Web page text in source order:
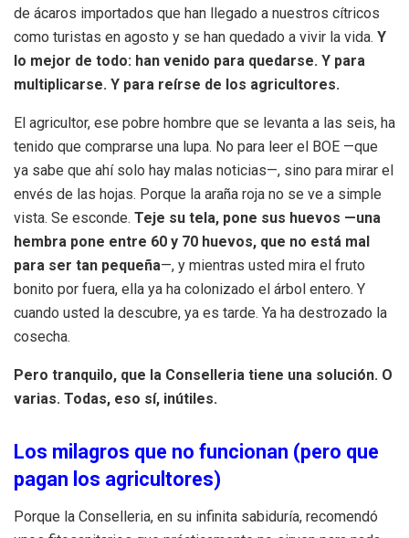
de ácaros importados que han llegado a nuestros cítricos
como turistas en agosto y se han quedado a vivir la vida. Y
lo mejor de todo: han venido para quedarse. Y para
multiplicarse. Y para reírse de los agricultores.
El agricultor, ese pobre hombre que se levanta a las seis, ha
tenido que comprarse una lupa. No para leer el BOE —que
ya sabe que ahí solo hay malas noticias—, sino para mirar el
envés de las hojas. Porque la araña roja no se ve a simple
vista. Se esconde. Teje su tela, pone sus huevos —una
hembra pone entre 60 y 70 huevos, que no está mal
para ser tan pequeña—, y mientras usted mira el fruto
bonito por fuera, ella ya ha colonizado el árbol entero. Y
cuando usted la descubre, ya es tarde. Ya ha destrozado la
cosecha.
Pero tranquilo, que la Conselleria tiene una solución. O
varias. Todas, eso sí, inútiles.
Los milagros que no funcionan (pero que
pagan los agricultores)
Porque la Conselleria, en su infinita sabiduría, recomendó